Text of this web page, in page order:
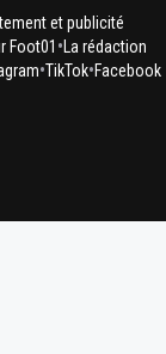
et publicité
Foot01 •La rédaction
•TikTok•Facebook